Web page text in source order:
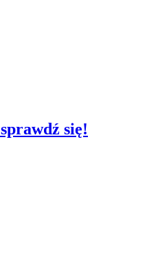
się!